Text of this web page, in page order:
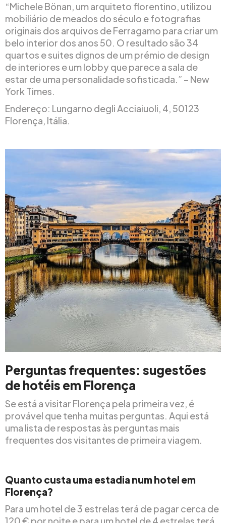
“Michele Bönan, um arquiteto florentino, utilizou
mobiliário de meados do século e fotografias
originais dos arquivos de Ferragamo para criar um
belo interior dos anos 50. O resultado são 34
quartos e suites dignos de um prémio de design
de interiores e um lobby que parece a sala de
estar de uma personalidade sofisticada.” – New
York Times.
Endereço: Lungarno degli Acciaiuoli, 4, 50123
Florença, Itália.
Perguntas frequentes: sugestões
de hotéis em Florença
Se está a visitar Florença pela primeira vez, é
provável que tenha muitas perguntas. Aqui está
uma lista de respostas às perguntas mais
frequentes dos visitantes de primeira viagem.
Quanto custa uma estadia num hotel em
Florença?
Para um hotel de 3 estrelas terá de pagar cerca de
120 € por noite e para um hotel de 4 estrelas terá